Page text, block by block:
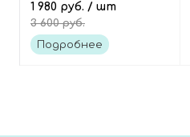
микроиглами
(спикулами),
Madagascar Centella
1 980 руб. / шт
3 600 руб.
Подробнее